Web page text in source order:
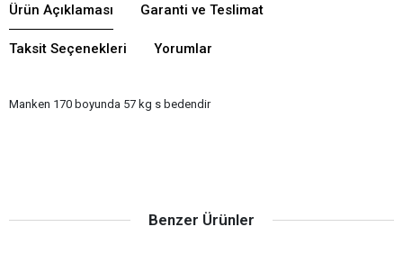
Ürün Açıklaması Garanti ve Teslimat
Taksit Seçenekleri Yorumlar
Manken 170 boyunda 57 kg s bedendir
Benzer Ürünler